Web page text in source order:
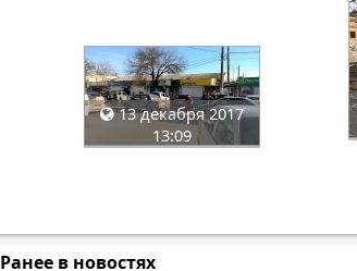
13 декабря 2017
13:09
Ранее в новостях